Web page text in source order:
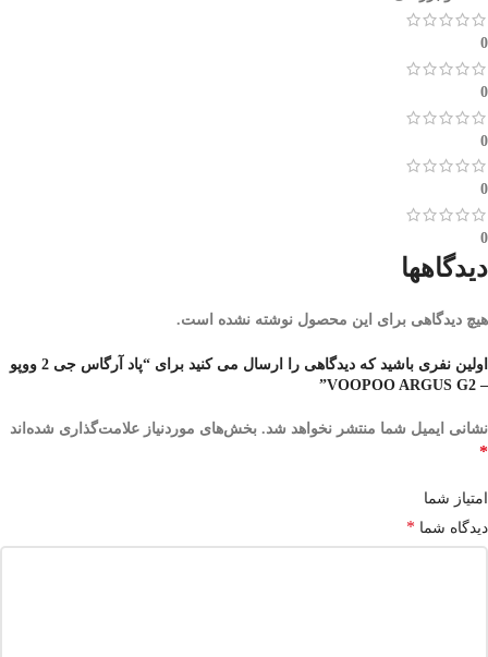
0
0
0
0
0
دیدگاهها
هیچ دیدگاهی برای این محصول نوشته نشده است.
اولین نفری باشید که دیدگاهی را ارسال می کنید برای “پاد آرگاس جی 2 ووپو
– VOOPOO ARGUS G2”
نشانی ایمیل شما منتشر نخواهد شد. بخش‌های موردنیاز علامت‌گذاری شده‌اند
*
امتیاز شما
دیدگاه شما *